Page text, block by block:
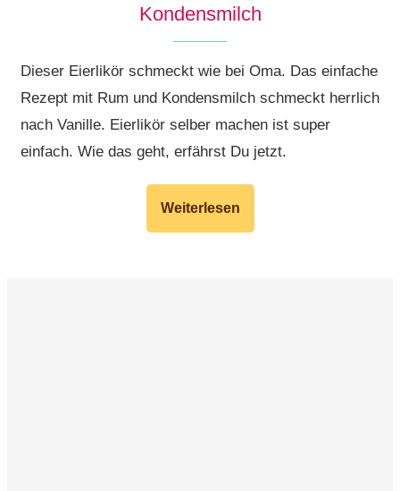
Kondensmilch
Dieser Eierlikör schmeckt wie bei Oma. Das einfache
Rezept mit Rum und Kondensmilch schmeckt herrlich
nach Vanille. Eierlikör selber machen ist super
einfach. Wie das geht, erfährst Du jetzt.
Weiterlesen